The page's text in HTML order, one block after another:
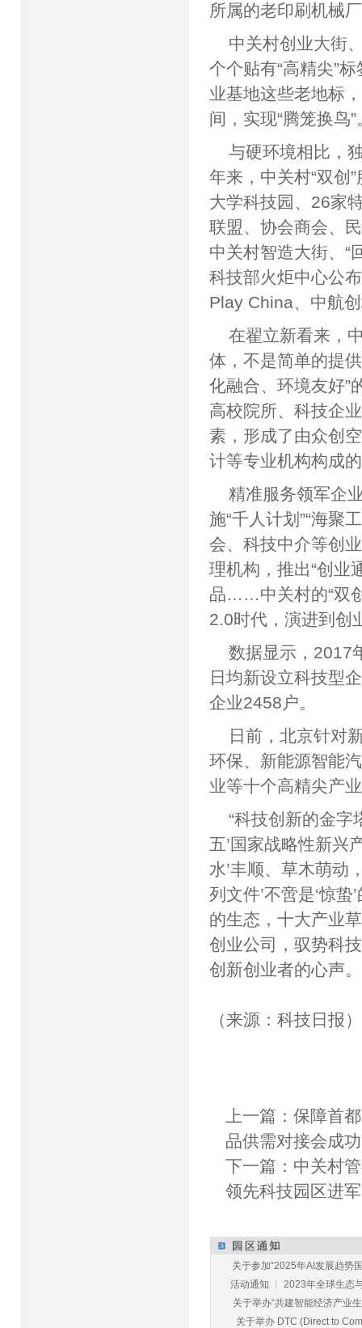
所属的老印刷机
中关村创业大街
个个贴有“高精尖”
业基地这些老地标
间，实现“腾笼
与硬环境相比，
年来，中关村“双创
大学科技园、26家
联盟、协会商会、
中关村智造大街、“
科技部火炬中心公
Play China、中
在翟立新看来，
体，不是简单的提
化融合、环境友好”
高校院所、科技企
素，形成了由众创
计等专业机构构
精准服务领军企
施“千人计划”“海聚
会、科技中介等创
理机构，推出“创业
品……中关村的“双
2.0时代，演进到
数据显示，2017
日均新设立科技型
企业2458户。
日前，北京针对
环保、新能源智能
业等十个高精尖
“科技创新的金字
五’国家战略性新兴
水’丰顺、草木萌动
列文件’不啻是‘惊
的生态，十大产业
创业公司，驭势科
创新创业者的心声。
（来源：科技日报）
上一篇：保障首
品供需对接会成
下一篇： 中关村
领先科技园区进军
关于参加“2025年AI发展趋势
活动通知 ┆ 2023年全球生态
关于举办“共建智能经济产业
关于举办 DTC (Direct to